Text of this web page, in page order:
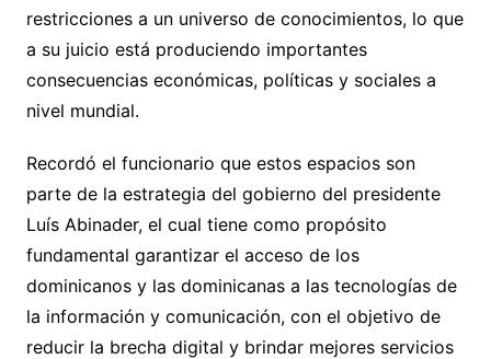
restricciones a un universo de conocimientos, lo que
a su juicio está produciendo importantes
consecuencias económicas, políticas y sociales a
nivel mundial.
Recordó el funcionario que estos espacios son
parte de la estrategia del gobierno del presidente
Luís Abinader, el cual tiene como propósito
fundamental garantizar el acceso de los
dominicanos y las dominicanas a las tecnologías de
la información y comunicación, con el objetivo de
reducir la brecha digital y brindar mejores servicios